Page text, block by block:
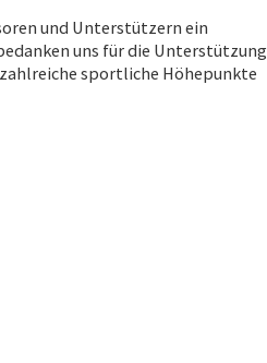
und Unterstützern ein
uns für die Unterstützung
sportliche Höhepunkte